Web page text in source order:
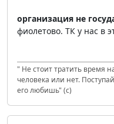
организация не
фиолетово. ТК у нас в
" Не стоит тратить время
человека или нет.
его любишь" (с)